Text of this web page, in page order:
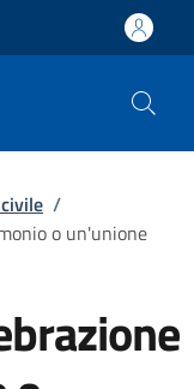
/
o un'unione